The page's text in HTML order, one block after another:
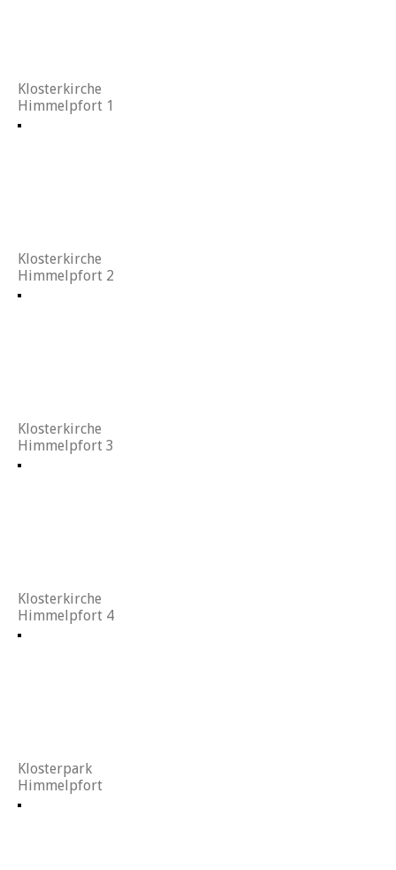
Klosterkirche
Himmelpfort 1
Klosterkirche
Himmelpfort 2
Klosterkirche
Himmelpfort 3
Klosterkirche
Himmelpfort 4
Klosterpark
Himmelpfort